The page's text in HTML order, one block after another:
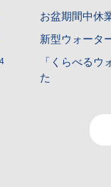
お盆期間中休
新型ウォータ
「くらべる
た